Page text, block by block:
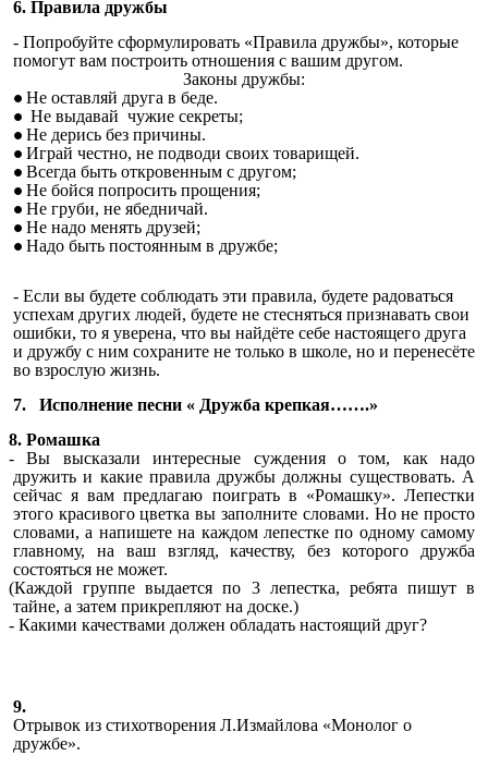
6. Правила дружбы
- Попробуйте сформулировать «Правила дружбы», которые
помогут вам построить отношения с вашим другом.
Законы дружбы:
Не оставляй друга в беде.
Не выдавай чужие секреты;
Не дерись без причины.
Играй честно, не подводи своих товарищей.
Всегда быть откровенным с другом;
Не бойся попросить прощения;
Не груби, не ябедничай.
Не надо менять друзей;
Надо быть постоянным в дружбе;
- Если вы будете соблюдать эти правила, будете радоваться
успехам других людей, будете не стесняться признавать свои
ошибки, то я уверена, что вы найдёте себе настоящего друга
и дружбу с ним сохраните не только в школе, но и перенесёте
во взрослую жизнь.
7. Исполнение песни « Дружба крепкая…….»
8. Ромашка
- Вы высказали интересные суждения о том, как надо
дружить и какие правила дружбы должны существовать. А
сейчас я вам предлагаю поиграть в «Ромашку». Лепестки
этого красивого цветка вы заполните словами. Но не просто
словами, а напишете на каждом лепестке по одному самому
главному, на ваш взгляд, качеству, без которого дружба
состояться не может.
(Каждой группе выдается по 3 лепестка, ребята пишут в
тайне, а затем прикрепляют на доске.)
- Какими качествами должен обладать настоящий друг?
9.
Отрывок из стихотворения Л.Измайлова «Монолог о
дружбе».